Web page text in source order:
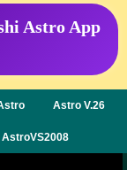
Astro App
Astro V.26
AstroVS2008